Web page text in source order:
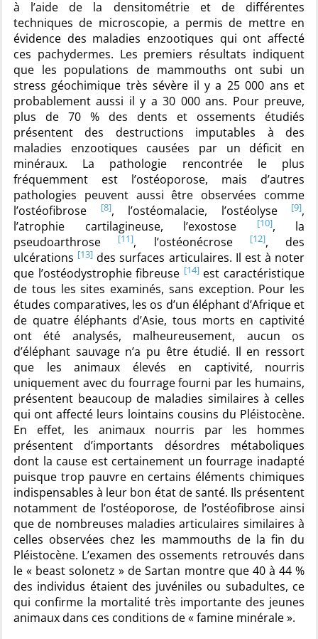
à l’aide de la densitométrie et de différentes
techniques de microscopie, a permis de mettre en
évidence des maladies enzootiques qui ont affecté
ces pachydermes. Les premiers résultats indiquent
que les populations de mammouths ont subi un
stress géochimique très sévère il y a 25 000 ans et
probablement aussi il y a 30 000 ans. Pour preuve,
plus de 70 % des dents et ossements étudiés
présentent des destructions imputables à des
maladies enzootiques causées par un déficit en
minéraux. La pathologie rencontrée le plus
fréquemment est l’ostéoporose, mais d’autres
pathologies peuvent aussi être observées comme
l’ostéofibrose
[8], l’ostéomalacie, l’ostéolyse [9],
l’atrophie cartilagineuse, l’exostose
[10], la
pseudoarthrose
[11], l’ostéonécrose [12], des
ulcérations [13] des surfaces articulaires. Il est à noter
que l’ostéodystrophie fibreuse [14]est caractéristique
de tous les sites examinés, sans exception. Pour les
études comparatives, les os d’un éléphant d’Afrique et
de quatre éléphants d’Asie, tous morts en captivité
ont été analysés, malheureusement, aucun os
d’éléphant sauvage n’a pu être étudié. Il en ressort
que les animaux élevés en captivité, nourris
uniquement avec du fourrage fourni par les humains,
présentent beaucoup de maladies similaires à celles
qui ont affecté leurs lointains cousins du Pléistocène.
En effet, les animaux nourris par les hommes
présentent d’importants désordres métaboliques
dont la cause est certainement un fourrage inadapté
puisque trop pauvre en certains éléments chimiques
indispensables à leur bon état de santé. Ils présentent
notamment de l’ostéoporose, de l’ostéofibrose ainsi
que de nombreuses maladies articulaires similaires à
celles observées chez les mammouths de la fin du
Pléistocène. L’examen des ossements retrouvés dans
le « beast solonetz » de Sartan montre que 40 à 44 %
des individus étaient des juvéniles ou subadultes, ce
qui confirme la mortalité très importante des jeunes
animaux dans ces conditions de « famine minérale ».